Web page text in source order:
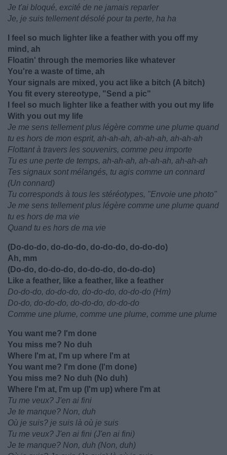
Je t'ai bloqué, excité de ne jamais reparler
Je, je suis tellement désolé pour ta perte, ha ha
I feel so much lighter like a feather with you off my
mind, ah
Floatin' through the memories like whatever
You're a waste of time, ah
Your signals are mixed, you act like a bitch (A bitch)
You fit every stereotype, "Send a pic"
I feel so much lighter like a feather with you out my life
With you out my life
Je me sens tellement plus légère comme une plume quand
tu es hors de mon esprit, ah-ah-ah, ah-ah-ah, ah-ah-ah
Flottant à travers les souvenirs, comme peu importe
Tu es une perte de temps, ah-ah-ah, ah-ah-ah, ah-ah-ah
Tes signaux sont mélangés, tu agis comme un connard
(Un connard)
Tu corresponds à tous les stéréotypes, "Envoie une photo"
Je me sens tellement plus légère comme une plume quand
tu es hors de ma vie
Quand tu es hors de ma vie
(Do-do-do, do-do-do, do-do-do, do-do-do)
Ah, mm
(Do-do, do-do-do, do-do-do, do-do-do)
Like a feather, like a feather, like a feather
Do-do-do, do-do-do, do-do-do, do-do-do (Hm)
Do-do, do-do-do, do-do-do, do-do-do
Comme une plume, comme une plume, comme une plume
You want me? I'm done
You miss me? No duh
Where I'm at, I'm up where I'm at
You want me? I'm done (I'm done)
You miss me? No duh (No duh)
Where I'm at, I'm up (I'm up) where I'm at
Tu me veux? J'en ai fini
Je te manque? Non, duh
Où je suis? je suis là où je suis
Tu me veux? J'en ai fini (J'en ai fini)
Je te manque? Non, duh (Non, duh)